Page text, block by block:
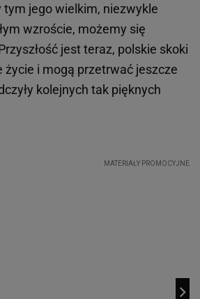
tym jego wielkim, niezwykle
wzroście, możemy się
jest teraz, polskie skoki
życie i mogą przetrwać jeszcze
kolejnych tak pięknych